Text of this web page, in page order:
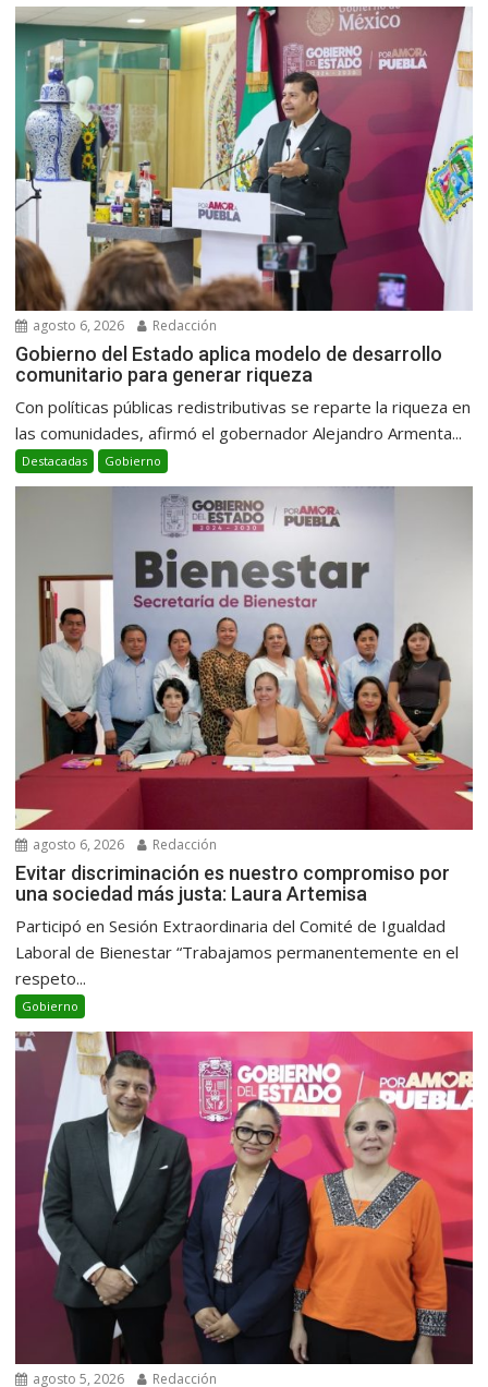
agosto 6, 2026 Redacción
Gobierno del Estado aplica modelo de desarrollo
comunitario para generar riqueza
Con políticas públicas redistributivas se reparte la riqueza en
las comunidades, afirmó el gobernador Alejandro Armenta...
Destacadas Gobierno
agosto 6, 2026 Redacción
Evitar discriminación es nuestro compromiso por
una sociedad más justa: Laura Artemisa
Participó en Sesión Extraordinaria del Comité de Igualdad
Laboral de Bienestar “Trabajamos permanentemente en el
respeto...
Gobierno
agosto 5, 2026 Redacción